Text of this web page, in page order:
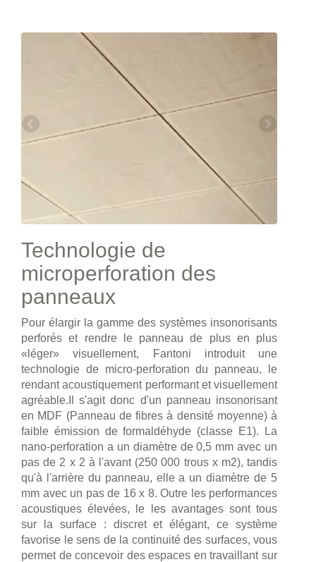
Technologie de
microperforation des
panneaux
Pour élargir la gamme des systèmes insonorisants
perforés et rendre le panneau de plus en plus
«léger» visuellement, Fantoni introduit une
technologie de micro-perforation du panneau, le
rendant acoustiquement performant et visuellement
agréable.Il s'agit donc d'un panneau insonorisant
en MDF (Panneau de fibres à densité moyenne) à
faible émission de formaldéhyde (classe E1). La
nano-perforation a un diamètre de 0,5 mm avec un
pas de 2 x 2 à l'avant (250 000 trous x m2), tandis
qu'à l'arrière du panneau, elle a un diamètre de 5
mm avec un pas de 16 x 8. Outre les performances
acoustiques élevées, le les avantages sont tous
sur la surface : discret et élégant, ce système
favorise le sens de la continuité des surfaces, vous
permet de concevoir des espaces en travaillant sur